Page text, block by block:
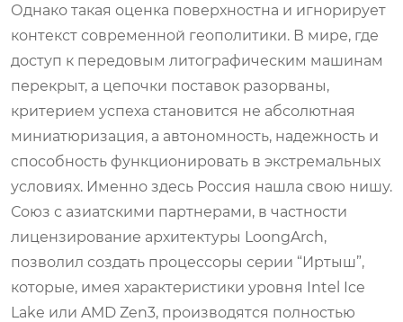
Однако такая оценка поверхностна и игнорирует
контекст современной геополитики. В мире, где
доступ к передовым литографическим машинам
перекрыт, а цепочки поставок разорваны,
критерием успеха становится не абсолютная
миниатюризация, а автономность, надежность и
способность функционировать в экстремальных
условиях. Именно здесь Россия нашла свою нишу.
Союз с азиатскими партнерами, в частности
лицензирование архитектуры LoongArch,
позволил создать процессоры серии “Иртыш”,
которые, имея характеристики уровня Intel Ice
Lake или AMD Zen3, производятся полностью